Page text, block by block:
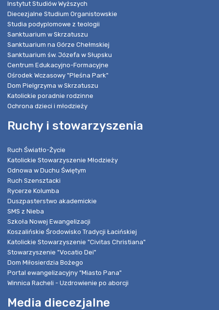
Instytut Studiów Wyższych
Diecezjalne Studium Organistowskie
Studia podyplomowe z teologii
Sanktuarium w Skrzatuszu
Sanktuarium na Górze Chełmskiej
Sanktuarium św. Józefa w Słupsku
Centrum Edukacyjno-Formacyjne
Ośrodek Wczasowy "Pleśna Park"
Dom Pielgrzyma w Skrzatuszu
Katolickie poradnie rodzinne
Ochrona dzieci i młodzieży
Ruchy i stowarzyszenia
Ruch Światło-Życie
Katolickie Stowarzyszenie Młodzieży
Odnowa w Duchu Świętym
Ruch Szensztacki
Rycerze Kolumba
Duszpasterstwo akademickie
SMS z Nieba
Szkoła Nowej Ewangelizacji
Koszalińskie Środowisko Tradycji Łacińskiej
Katolickie Stowarzyszenie "Civitas Christiana"
Stowarzyszenie "Vocatio Dei"
Dom Miłosierdzia Bożego
Portal ewangelizacyjny "Miasto Pana"
Winnica Racheli - Uzdrowienie po aborcji
Media diecezjalne